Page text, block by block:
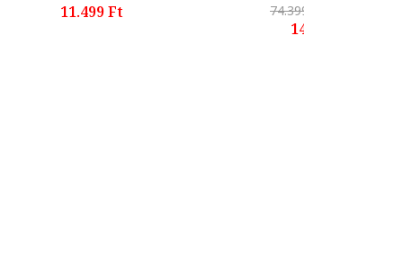
11.499 Ft
74.399 Ft
14.499 Ft